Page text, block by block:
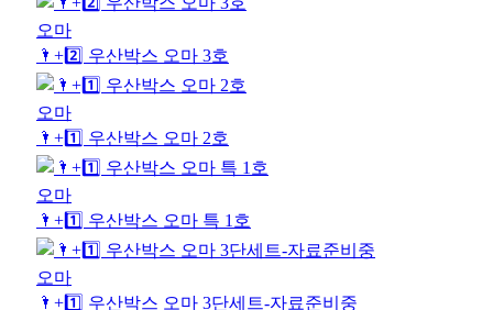
오마
🌂+2️⃣ 우산박스 오마 3호
오마
🌂+1️⃣ 우산박스 오마 2호
오마
🌂+1️⃣ 우산박스 오마 특 1호
오마
🌂+1️⃣ 우산박스 오마 3단세트-자료준비중